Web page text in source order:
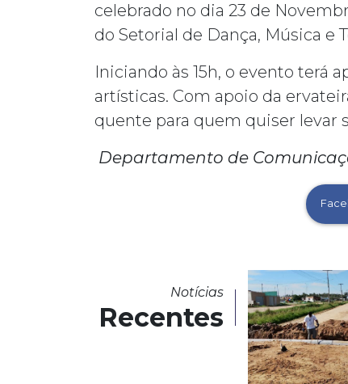
celebrado no dia 23 de
do Setorial de Dança, Música e
Iniciando às 15h, o evento terá
artísticas. Com apoio da
quente para quem quiser levar
Departamento de
Notícias
Recentes